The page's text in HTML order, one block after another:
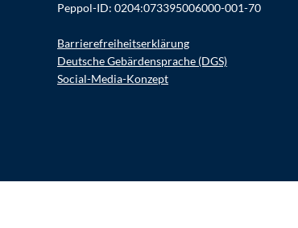
Peppol-ID: 0204:073395006000-001-70
Barrierefreiheitserklärung
Deutsche Gebärdensprache (DGS)
Social-Media-Konzept